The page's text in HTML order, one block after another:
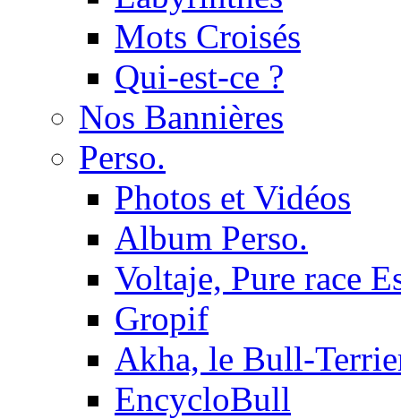
Mots Croisés
Qui-est-ce ?
Nos Bannières
Perso.
Photos et Vidéos
Album Perso.
Voltaje, Pure race
Gropif
Akha, le Bull-
EncycloBull